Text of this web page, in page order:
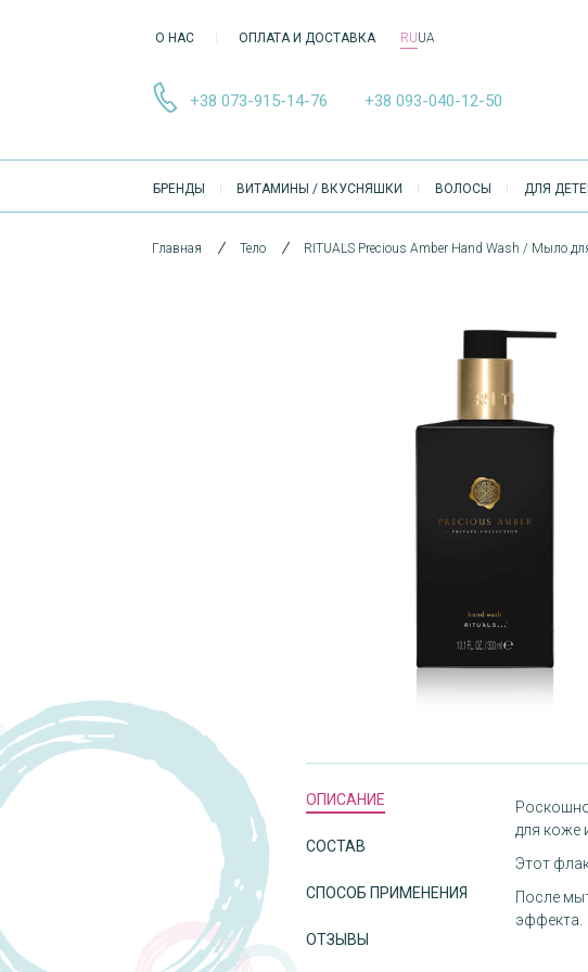
О НАС ОПЛАТА И ДОСТАВКА RUUA
+38 073-915-14-76 +38 093-040-12-50
НАВІҐАЦІЯ
БРЕНДЫ ВИТАМИНЫ / ВКУСНЯШКИ ВОЛОСЫ ДЛЯ
Главная Тело RITUALS Precious Amber Hand Wash / Мыло
ОПИСАНИЕ
СОСТАВ
СПОСОБ ПРИМЕНЕНИЯ
ОТЗЫВЫ
для коже
Этот
После
эффекта.